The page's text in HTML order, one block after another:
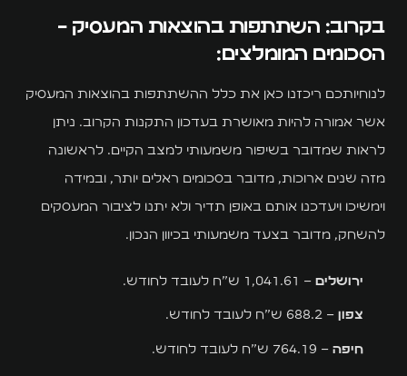
בקרוב: השתתפות בהוצאות המעסיק -
הסכומים המומלצים:
לנוחיותכם ריכזנו כאן את כלל ההשתתפות בהוצאות המעסיק
אשר אמורה להיות מאושרת בעדכון התקנות הקרוב. ניתן
לראות שמדובר בשיפור משמעותי למצב הקיים. לראשונה
מזה שנים ארוכות, מדובר בסכומים ראלים יותר, ובמידה
וימשיכו ויעדכנו אותם באופן תדיר ולא יתנו לציבור המעסקים
להשחק, מדובר בצעד משמעותי בכיוון הנכון.
ירושלים – 1,041.61 ש"ח לעובד לחודש.
צפון – 688.2 ש"ח לעובד לחודש.
חיפה – 764.19 ש"ח לעובד לחודש.